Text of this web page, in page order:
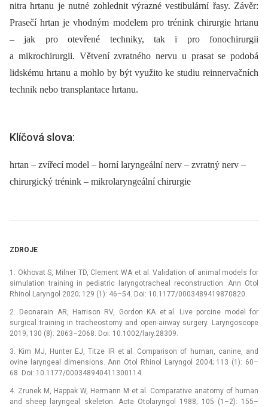
nitra hrtanu je nutné zohlednit výrazné vestibulární řasy. Závěr:
Prasečí hrtan je vhodným modelem pro trénink chirurgie hrtanu
–⁠ jak pro otevřené techniky, tak i pro fonochirurgii
a mikrochirurgii. Větvení zvratného nervu u prasat se podobá
lidskému hrtanu a mohlo by být využito ke studiu reinnervačních
technik nebo transplantace hrtanu.
Klíčová slova:
hrtan – zvířecí model – horní laryngeální nerv – zvratný nerv –
chirurgický trénink – mikrolaryngeální chirurgie
ZDROJE
1. Okhovat S, Milner TD, Clement WA et al. Validation of animal models for
simulation training in pediatric laryngotracheal reconstruction. Ann Otol
Rhinol Laryngol 2020; 129 (1): 46–54. Doi: 10.1177/0003489419870820.
2. Deonarain AR, Harrison RV, Gordon KA et al. Live porcine model for
surgical training in tracheostomy and open-airway surgery. Laryngoscope
2019; 130 (8): 2063–2068. Doi: 10.1002/lary.28309.
3. Kim MJ, Hunter EJ, Titze IR et al. Comparison of human, canine, and
ovine laryngeal dimensions. Ann Otol Rhinol Laryngol 2004; 113 (1): 60–
68. Doi: 10.1177/000348940411300114.
4. Zrunek M, Happak W, Hermann M et al. Comparative anatomy of human
and sheep laryngeal skeleton. Acta Otolaryngol 1988; 105 (1–2): 155–